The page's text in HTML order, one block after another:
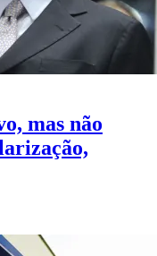
mas não